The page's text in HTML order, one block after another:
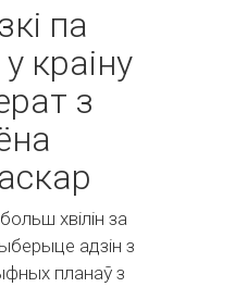
па
краіну
з
хвілін за
адзін з
планаў з